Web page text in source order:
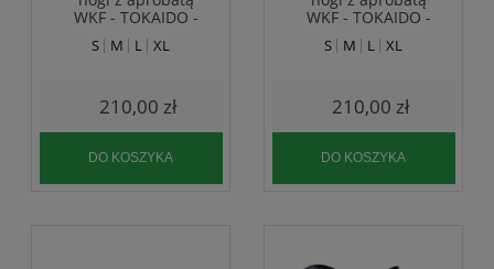
WKF - TOKAIDO -
niebieskie
S M L XL
210,00 zł
DO KOSZYKA
WKF - TOKAIDO -
czerwone
S M L XL
210,00 zł
DO KOSZYKA